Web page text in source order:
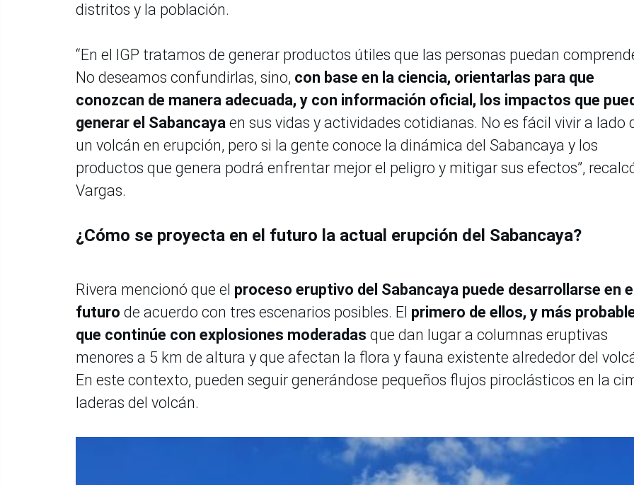
distritos y la población.
“En el IGP tratamos de generar productos útiles que las personas puedan
No deseamos confundirlas, sino, con base en la ciencia, orientarlas para que
conozcan de manera adecuada, y con información oficial, los impactos que
generar el Sabancaya en sus vidas y actividades cotidianas. No es fácil vivir a lado
un volcán en erupción, pero si la gente conoce la dinámica del Sabancaya y los
productos que genera podrá enfrentar mejor el peligro y mitigar sus efectos”,
Vargas.
¿Cómo se proyecta en el futuro la actual erupción del Sabancaya?
Rivera mencionó que el proceso eruptivo del Sabancaya puede desarrollarse en
futuro de acuerdo con tres escenarios posibles. El primero de ellos, y más
que continúe con explosiones moderadas que dan lugar a columnas eruptivas
menores a 5 km de altura y que afectan la flora y fauna existente alrededor del
En este contexto, pueden seguir generándose pequeños flujos piroclásticos en la
laderas del volcán.